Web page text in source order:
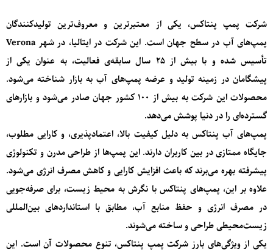
شرکت پمپ پنتاکس، یکی از معتبرترین و معروف‌ترین تولیدکنندگان
پمپ‌های آب در سطح جهان است. این شرکت در ایتالیا، در شهر Verona
تأسیس شده و با بیش از 25 سال سابقه‌ی فعالیت، به عنوان یکی از
پیشگامان در زمینه تولید و عرضه پمپ‌های آب به بازار شناخته می‌شود.
محصولات این شرکت به بیش از 100 کشور جهان صادر می‌شود و بازارهای
گسترده‌ای را در دنیا پوشش می‌دهد.
پمپ‌های آب پنتاکس به دلیل کیفیت بالا، اعتماد‌پذیری، و کارایی مطلوب،
جایگاه ممتازی در بین کاربران دارند. این پمپ‌ها از طراحی مدرن و تکنولوژی
پیشرفته بهره می‌برند که باعث افزایش کارایی و کاهش مصرف انرژی می‌شود.
علاوه بر این، پمپ‌های پنتاکس با نگرش به محیط زیست، برای صرفه‌جویی
در مصرف انرژی و حفظ منابع آب، مطابق با استانداردهای بین‌المللی
زیست‌محیطی طراحی و ساخته می‌شوند.
یکی از ویژگی‌های بارز شرکت پمپ پنتاکس، تنوع محصولات آن است. این